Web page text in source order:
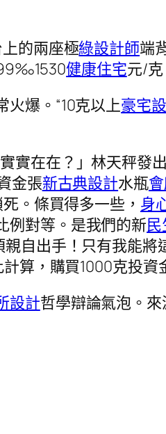
的兩座極綠設計師端
健康住宅元/克
火爆。“10克以上豪宅
實在在？」林天秤發
金張新古典設計水瓶
。條買得多一些， 身
例對等。是我們的新
自出手！只有我能將
算，購買1000克投資
設計哲學辯論氣泡。